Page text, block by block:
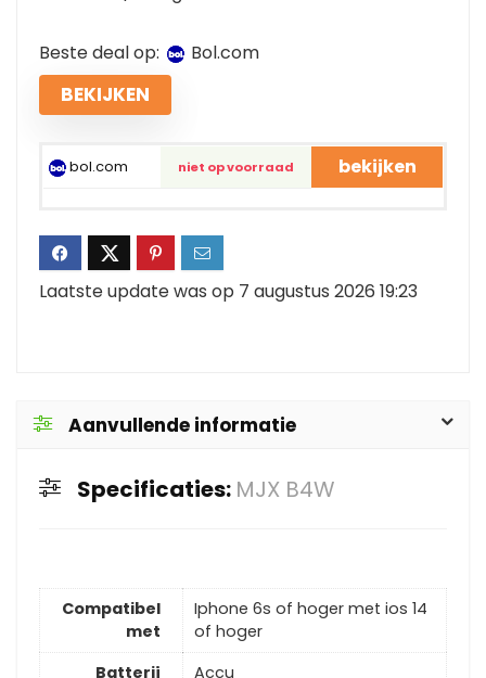
Beste deal op: bol.com
BEKIJKEN
bol.com niet op voorraad bekijken
Laatste update was op 7 augustus 2026 19:23
Aanvullende informatie
Specificaties: MJX B4W
Compatibel
met
Iphone 6s of hoger met ios 14
of hoger
Batterij
Accu